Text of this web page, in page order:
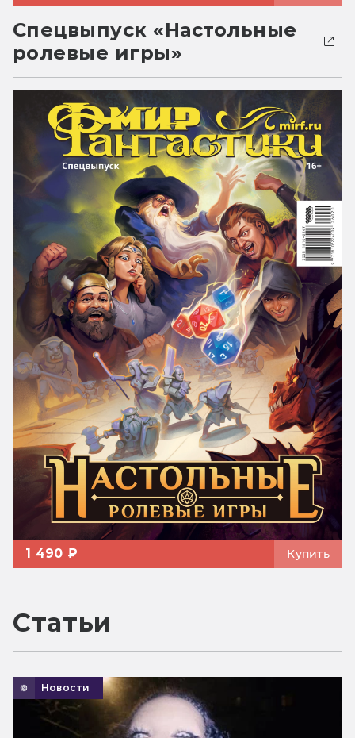
Спецвыпуск «Настольные
ролевые игры»
1 490 ₽ Купить
Статьи
Новости